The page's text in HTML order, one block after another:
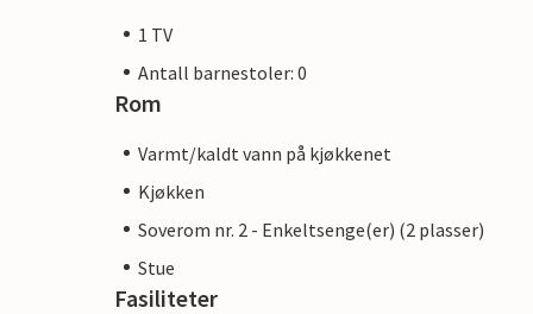
1 TV
Antall barnestoler: 0
Rom
Varmt/kaldt vann på kjøkkenet
Kjøkken
Soverom nr. 2 - Enkeltsenge(er) (2 plasser)
Stue
Fasiliteter